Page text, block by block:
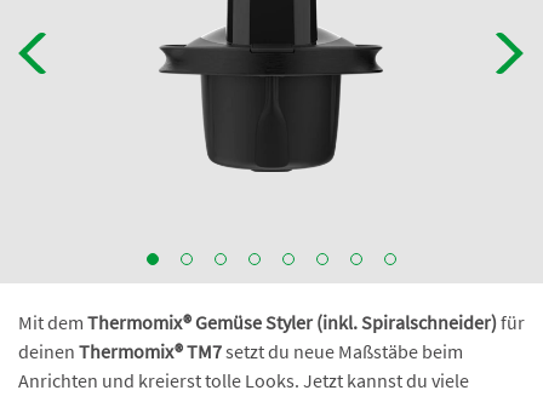
Mit dem Thermomix® Gemüse Styler (inkl. Spiralschneider)für
deinen Thermomix® TM7setzt du neue Maßstäbe beim
Anrichten und kreierst tolle Looks. Jetzt kannst du viele